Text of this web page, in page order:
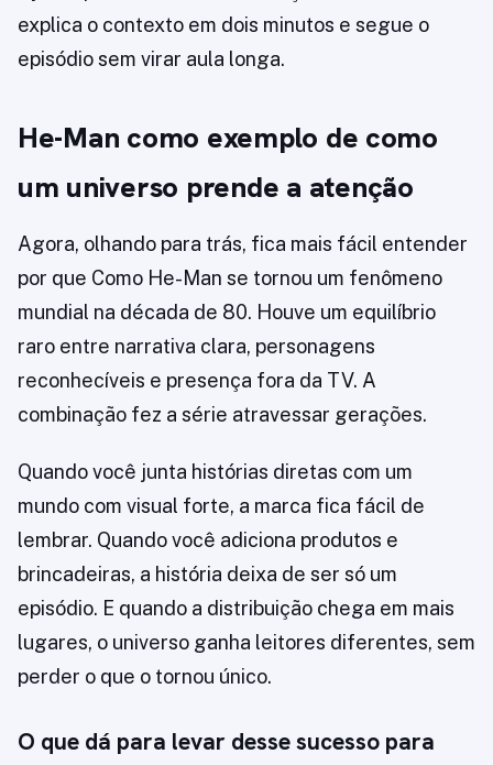
explica o contexto em dois minutos e segue o
episódio sem virar aula longa.
He-Man como exemplo de como
um universo prende a atenção
Agora, olhando para trás, fica mais fácil entender
por que Como He-Man se tornou um fenômeno
mundial na década de 80. Houve um equilíbrio
raro entre narrativa clara, personagens
reconhecíveis e presença fora da TV. A
combinação fez a série atravessar gerações.
Quando você junta histórias diretas com um
mundo com visual forte, a marca fica fácil de
lembrar. Quando você adiciona produtos e
brincadeiras, a história deixa de ser só um
episódio. E quando a distribuição chega em mais
lugares, o universo ganha leitores diferentes, sem
perder o que o tornou único.
O que dá para levar desse sucesso para